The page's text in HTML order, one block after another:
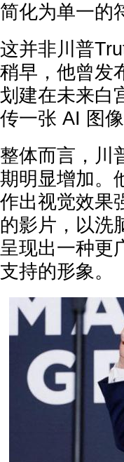
简化为单一的
这并非川普
稍早，他曾发
划建在未来白
传一张 AI 图
整体而言，川
期明显增加。
作出视觉效果
的影片，以洗
呈现出一种更
支持的形象。